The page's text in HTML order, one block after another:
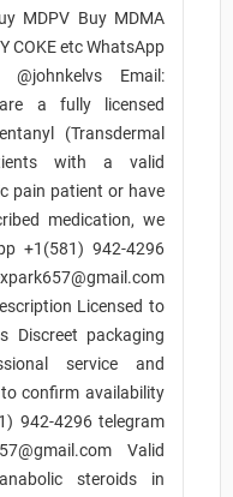
MDPV Buy MDMA
COKE etc WhatsApp
Email:
are a fully licensed
(Transdermal
with a valid
pain patient or have
medication, we
+1(581) 942-4296
Licensed to
Discreet packaging
service and
confirm availability
942-4296 telegram
Valid
steroids in